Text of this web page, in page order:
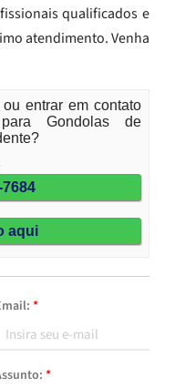
qualificados e
atendimento. Venha
entrar em contato
Gondolas de
7684
aqui
*
*